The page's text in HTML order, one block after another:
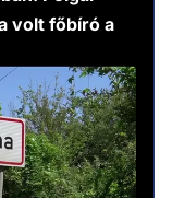
volt főbíró a